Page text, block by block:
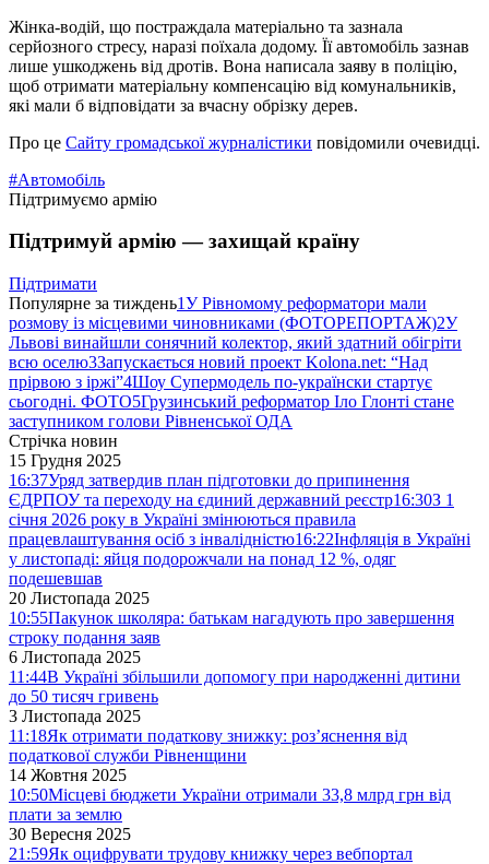
Жінка-водій, що постраждала матеріально та зазнала
серйозного стресу, наразі поїхала додому. Її автомобіль зазнав
лише ушкоджень від дротів. Вона написала заяву в поліцію,
щоб отримати матеріальну компенсацію від комунальників,
які мали б відповідати за вчасну обрізку дерев.
Про це Сайту громадської журналістики повідомили очевидці.
#Автомобіль
Підтримуємо армію
Підтримуй армію — захищай країну
Підтримати
Популярне за тиждень1У Рівномому реформатори мали
розмову із місцевими чиновниками (ФОТОРЕПОРТАЖ)2У
Львові винайшли сонячний колектор, який здатний обігріти
всю оселю3Запускається новий проект Kolona.net: “Над
прірвою з іржі”4Шоу Супермодель по-українски стартує
сьогодні. ФОТО5Грузинський реформатор Іло Глонті стане
заступником голови Рівненської ОДА
Стрічка новин
15 Грудня 2025
16:37Уряд затвердив план підготовки до припинення
ЄДРПОУ та переходу на єдиний державний реєстр16:30З 1
січня 2026 року в Україні змінюються правила
працевлаштування осіб з інвалідністю16:22Інфляція в Україні
у листопаді: яйця подорожчали на понад 12 %, одяг
подешевшав
20 Листопада 2025
10:55Пакунок школяра: батькам нагадують про завершення
строку подання заяв
6 Листопада 2025
11:44В Україні збільшили допомогу при народженні дитини
до 50 тисяч гривень
3 Листопада 2025
11:18Як отримати податкову знижку: роз’яснення від
податкової служби Рівненщини
14 Жовтня 2025
10:50Місцеві бюджети України отримали 33,8 млрд грн від
плати за землю
30 Вересня 2025
21:59Як оцифрувати трудову книжку через вебпортал